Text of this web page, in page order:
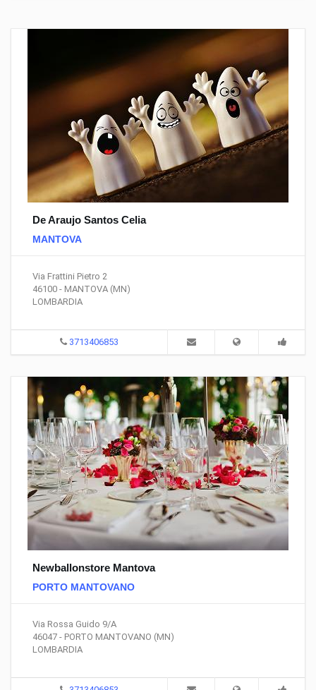
De Araujo Santos Celia
MANTOVA
Via Frattini Pietro 2
46100 - MANTOVA (MN)
LOMBARDIA
3713406853
Newballonstore Mantova
PORTO MANTOVANO
Via Rossa Guido 9/A
46047 - PORTO MANTOVANO (MN)
LOMBARDIA